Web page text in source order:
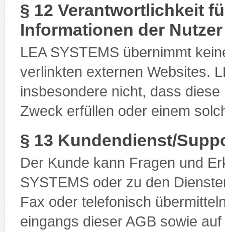
§ 12 Verantwortlichkeit
Informationen der Nutzer
LEA SYSTEMS übernimmt
verlinkten externen Websites.
insbesondere nicht, dass
Zweck erfüllen oder einem
§ 13 Kundendienst/
Der Kunde kann Fragen und
SYSTEMS oder zu den
Fax oder telefonisch
eingangs dieser AGB sowie